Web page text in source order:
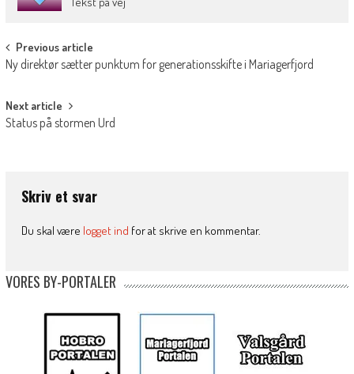
Post
navigation
Previous article
Ny direktør sætter punktum for generationsskifte i Mariagerfjord
Next article
Status på stormen Urd
Skriv et svar
Du skal være logget ind for at skrive en kommentar.
VORES BY-PORTALER